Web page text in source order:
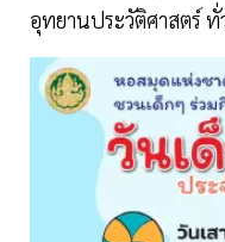
อุทยานประวัติศาสตร์ ทั่